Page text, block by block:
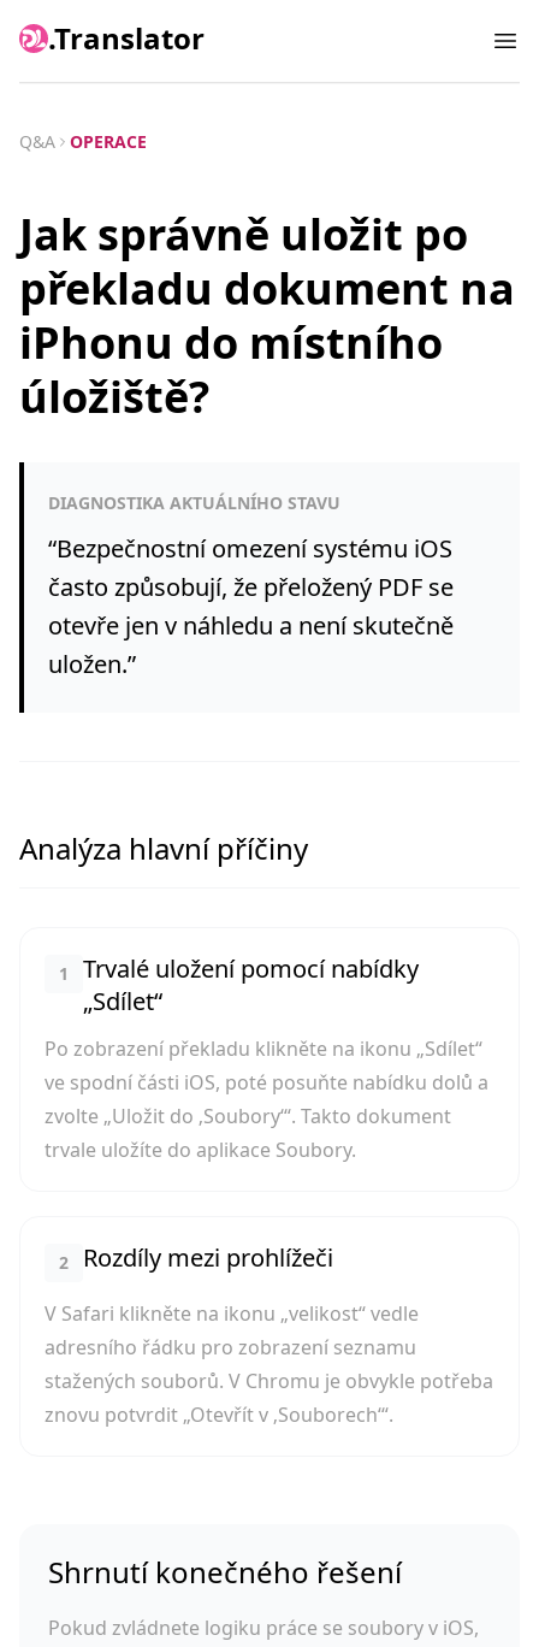
.Translator
Q&A OPERACE
Jak správně uložit po
překladu dokument na
iPhonu do místního
úložiště?
DIAGNOSTIKA AKTUÁLNÍHO STAVU
“Bezpečnostní omezení systému iOS
často způsobují, že přeložený PDF se
otevře jen v náhledu a není skutečně
uložen.”
Analýza hlavní příčiny
1
Trvalé uložení pomocí nabídky
„Sdílet“
Po zobrazení překladu klikněte na ikonu „Sdílet“
ve spodní části iOS, poté posuňte nabídku dolů a
zvolte „Uložit do ‚Soubory‘“. Takto dokument
trvale uložíte do aplikace Soubory.
2 Rozdíly mezi prohlížeči
V Safari klikněte na ikonu „velikost“ vedle
adresního řádku pro zobrazení seznamu
stažených souborů. V Chromu je obvykle potřeba
znovu potvrdit „Otevřít v ‚Souborech‘“.
Shrnutí konečného řešení
Pokud zvládnete logiku práce se soubory v iOS,